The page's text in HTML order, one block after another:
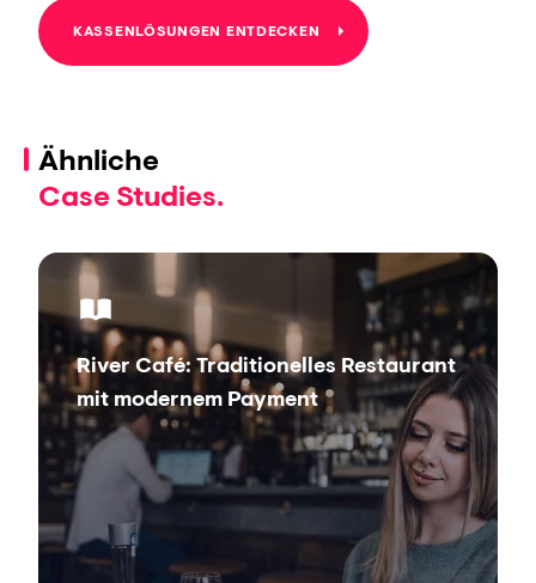
KASSENLÖSUNGEN ENTDECKEN
Ähnliche
Case Studies.
River Café: Traditionelles Restaurant
mit modernem Payment